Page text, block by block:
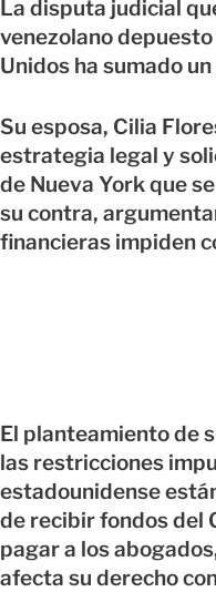
La disputa judicial
venezolano
Unidos ha sumado
Su esposa, Cilia
estrategia legal y
de Nueva York que
su contra,
financieras impiden
El planteamiento de
las restricciones
estadounidense
de recibir fondos del
pagar a los
afecta su derecho